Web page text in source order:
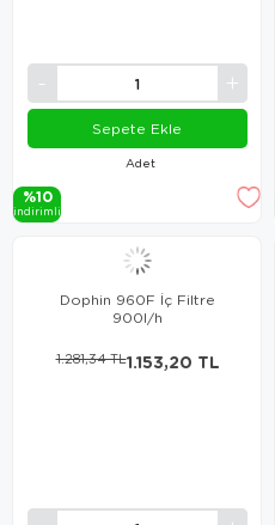
Adet
Sepete Ekle
%10
i̇ndi̇ri̇mli̇
Dophin 960F İç Filtre
900l/h
1.153,20 TL
1.281,34 TL